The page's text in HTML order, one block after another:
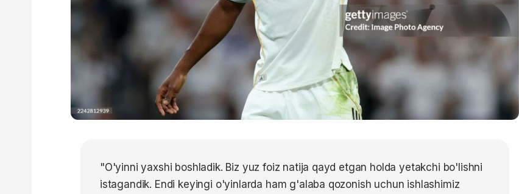
"O'yinni yaxshi boshladik. Biz yuz foiz natija qayd etgan holda yetakchi bo'lishni
istagandik. Endi keyingi o'yinlarda ham g'alaba qozonish uchun ishlashimiz